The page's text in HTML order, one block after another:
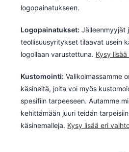
logopainatukseen.
Logopainatukset: Jälleenmyyjät
teollisuusyritykset tilaavat usein
logollaan varustettuna. Kysy
Kustomointi: Valikoimassamme
käsineitä, joita voi myös
spesifiin tarpeeseen. Autamme
kehittämään juuri teidän
käsinemalleja. Kysy lisää eri